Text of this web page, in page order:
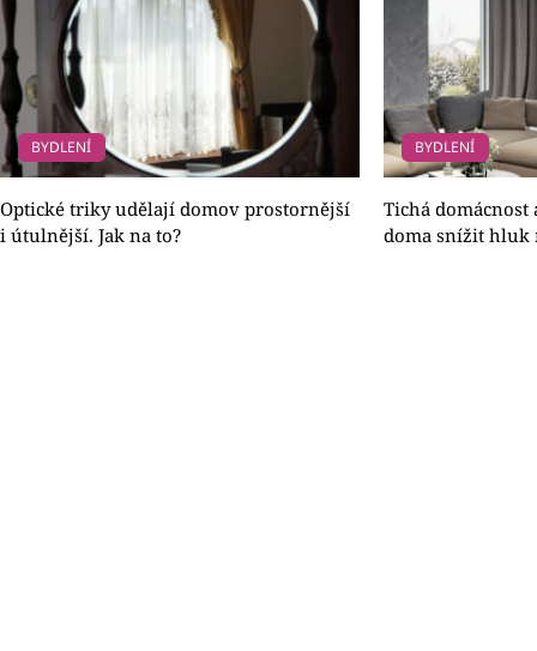
BYDLENÍ
Optické triky udělají domov prostornější
i útulnější. Jak na to?
BYDLENÍ
Tichá domácnost
doma snížit hluk